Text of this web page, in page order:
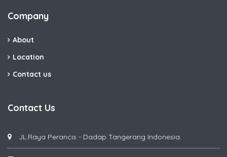
Company
About
Location
Contact us
Contact Us
JL.Raya Perancis - Dadap Tangerang Indonesia.